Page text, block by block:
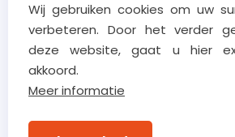
Verstraete.team,
generatie, klasse 8
gespecialiseerd in
bouw-,
Wij gebruiken cookies om uw
verbeteren. Door het verder
deze website, gaat u hier
akkoord.
Meer informatie